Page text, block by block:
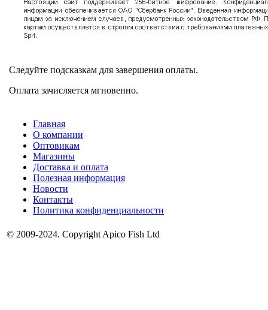
Следуйте подсказкам для завершения оплаты.
Оплата зачисляется мгновенно.
Главная
О компании
Оптовикам
Магазины
Доставка и оплата
Полезная информация
Новости
Контакты
Политика конфиденциальности
© 2009-2024. Copyright Apico Fish Ltd